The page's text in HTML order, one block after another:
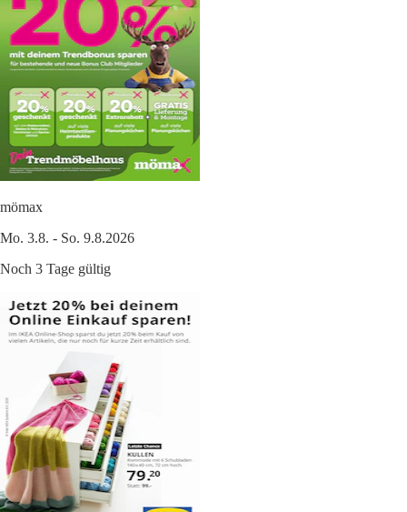
mömax
Mo. 3.8. - So. 9.8.2026
Noch 3 Tage gültig